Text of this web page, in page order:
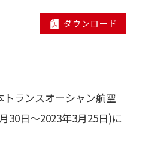
ダウンロード
ランスオーシャン航空
30日～2023年3月25日)に